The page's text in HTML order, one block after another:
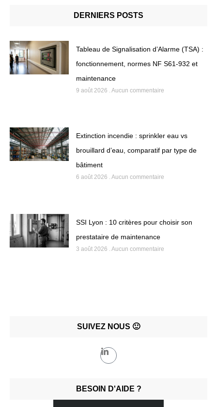
DERNIERS POSTS
Tableau de Signalisation d’Alarme (TSA) :
fonctionnement, normes NF S61-932 et
maintenance
9 août 2026 Aucun commentaire
Extinction incendie : sprinkler eau vs
brouillard d’eau, comparatif par type de
bâtiment
6 août 2026 Aucun commentaire
SSI Lyon : 10 critères pour choisir son
prestataire de maintenance
3 août 2026 Aucun commentaire
SUIVEZ NOUS 🙂
BESOIN D'AIDE ?